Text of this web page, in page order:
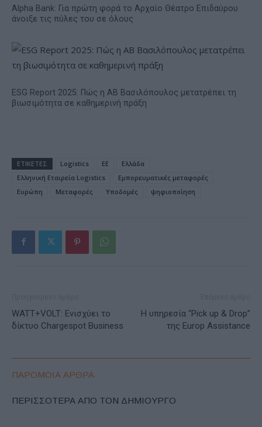
Alpha Bank: Για πρώτη φορά το Αρχαίο Θέατρο Επιδαύρου
άνοιξε τις πύλες του σε όλους
ESG Report 2025: Πώς η ΑΒ Βασιλόπουλος μετατρέπει τη
βιωσιμότητα σε καθημερινή πράξη
ΕΤΙΚΕΤΕΣ Logistics ΕΕ
Ελλάδα
Ελληνική Εταιρεία Logistics
Εμπορευματικές μεταφορές
Ευρώπη
Μεταφορές Υποδομές ψηφιοποίηση
WATT+VOLT: Ενισχύει το
δίκτυo Chargespot Business
Η υπηρεσία “Pick up & Drop”
της Europ Assistance
ΠΑΡΟΜΟΙΑ ΑΡΘΡΑ
ΠΕΡΙΣΣΟΤΕΡΑ ΑΠΟ ΤΟΝ ΔΗΜΙΟΥΡΓΟ